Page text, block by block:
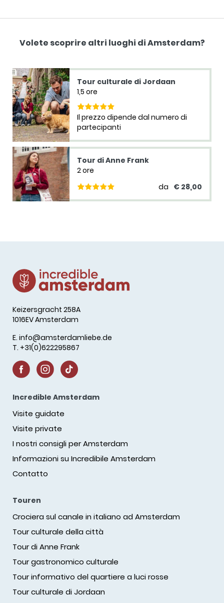
Volete scoprire altri luoghi di Amsterdam?
Tour culturale di Jordaan
1,5 ore
Il prezzo dipende dal numero di
partecipanti
Tour di Anne Frank
2 ore
da € 28,00
Keizersgracht 258A
1016EV Amsterdam
E. info@amsterdamliebe.de
T. +31(0)622295867
Incredible Amsterdam
Visite guidate
Visite private
I nostri consigli per Amsterdam
Informazioni su Incredibile Amsterdam
Contatto
Touren
Crociera sul canale in italiano ad Amsterdam
Tour culturale della città
Tour di Anne Frank
Tour gastronomico culturale
Tour informativo del quartiere a luci rosse
Tour culturale di Jordaan